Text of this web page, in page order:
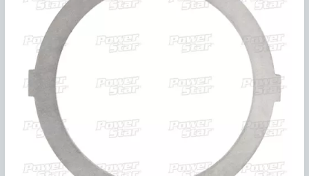
326537
PLATO ACERO AW60-40LE, AW60-41SN, AW60-42LE
...